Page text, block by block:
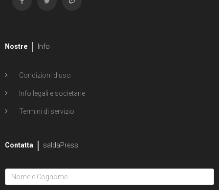
Nostre Info
Condizioni d'uso
Info legali e societarie
Termini di servizio
Contatta saldaPress